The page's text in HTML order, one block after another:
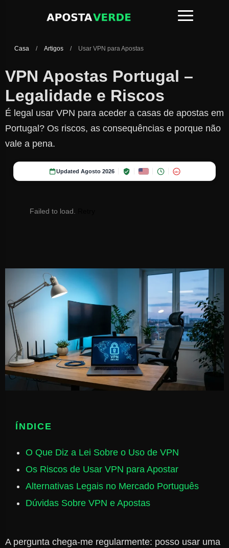
Casa / Artigos / Usar VPN para Apostas
VPN Apostas Portugal –
Legalidade e Riscos
É legal usar VPN para aceder a casas de apostas em
Portugal? Os riscos, as consequências e porque não
vale a pena.
Updated Agosto 2026 18+
Failed to load.
ÍNDICE
O Que Diz a Lei Sobre o Uso de VPN
Os Riscos de Usar VPN para Apostar
Alternativas Legais no Mercado Português
Dúvidas Sobre VPN e Apostas
A pergunta chega-me regularmente: posso usar uma